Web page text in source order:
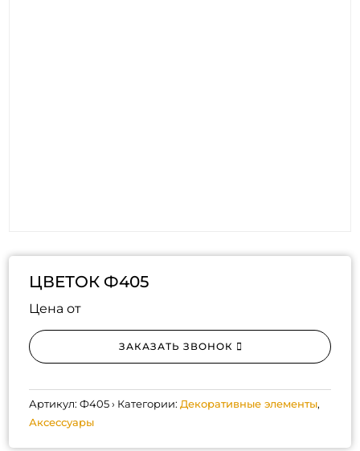
ЦВЕТОК Ф405
Цена от
ЗАКАЗАТЬ ЗВОНОК
Артикул:Ф405 Категории:Декоративные элементы,
Аксессуары